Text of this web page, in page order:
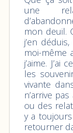
une
mon deuil.
j’en
moi-même
j’aime.
les
vivante
n’arrive
ou des
y a
retourner